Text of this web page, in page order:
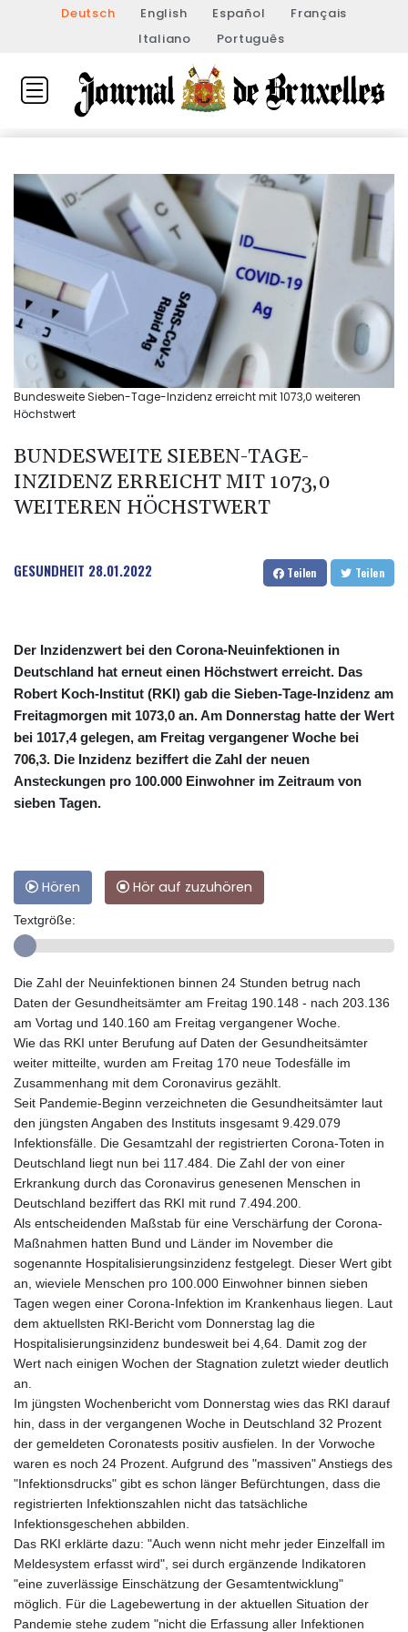
Deutsch English Español
Français
Italiano
Português
Bundesweite Sieben-Tage-Inzidenz erreicht mit 1073,0 weiteren
Höchstwert
BUNDESWEITE SIEBEN-TAGE-
INZIDENZ ERREICHT MIT 1073,0
WEITEREN HÖCHSTWERT
GESUNDHEIT 28.01.2022 Teilen Teilen
Der Inzidenzwert bei den Corona-Neuinfektionen in
Deutschland hat erneut einen Höchstwert erreicht. Das
Robert Koch-Institut (RKI) gab die Sieben-Tage-Inzidenz am
Freitagmorgen mit 1073,0 an. Am Donnerstag hatte der Wert
bei 1017,4 gelegen, am Freitag vergangener Woche bei
706,3. Die Inzidenz beziffert die Zahl der neuen
Ansteckungen pro 100.000 Einwohner im Zeitraum von
sieben Tagen.
Hören Hör auf zuzuhören
Textgröße:
Die Zahl der Neuinfektionen binnen 24 Stunden betrug nach
Daten der Gesundheitsämter am Freitag 190.148 - nach 203.136
am Vortag und 140.160 am Freitag vergangener Woche.
Wie das RKI unter Berufung auf Daten der Gesundheitsämter
weiter mitteilte, wurden am Freitag 170 neue Todesfälle im
Zusammenhang mit dem Coronavirus gezählt.
Seit Pandemie-Beginn verzeichneten die Gesundheitsämter laut
den jüngsten Angaben des Instituts insgesamt 9.429.079
Infektionsfälle. Die Gesamtzahl der registrierten Corona-Toten in
Deutschland liegt nun bei 117.484. Die Zahl der von einer
Erkrankung durch das Coronavirus genesenen Menschen in
Deutschland beziffert das RKI mit rund 7.494.200.
Als entscheidenden Maßstab für eine Verschärfung der Corona-
Maßnahmen hatten Bund und Länder im November die
sogenannte Hospitalisierungsinzidenz festgelegt. Dieser Wert gibt
an, wieviele Menschen pro 100.000 Einwohner binnen sieben
Tagen wegen einer Corona-Infektion im Krankenhaus liegen. Laut
dem aktuellsten RKI-Bericht vom Donnerstag lag die
Hospitalisierungsinzidenz bundesweit bei 4,64. Damit zog der
Wert nach einigen Wochen der Stagnation zuletzt wieder deutlich
an.
Im jüngsten Wochenbericht vom Donnerstag wies das RKI darauf
hin, dass in der vergangenen Woche in Deutschland 32 Prozent
der gemeldeten Coronatests positiv ausfielen. In der Vorwoche
waren es noch 24 Prozent. Aufgrund des "massiven" Anstiegs des
"Infektionsdrucks" gibt es schon länger Befürchtungen, dass die
registrierten Infektionszahlen nicht das tatsächliche
Infektionsgeschehen abbilden.
Das RKI erklärte dazu: "Auch wenn nicht mehr jeder Einzelfall im
Meldesystem erfasst wird", sei durch ergänzende Indikatoren
"eine zuverlässige Einschätzung der Gesamtentwicklung"
möglich. Für die Lagebewertung in der aktuellen Situation der
Pandemie stehe zudem "nicht die Erfassung aller Infektionen